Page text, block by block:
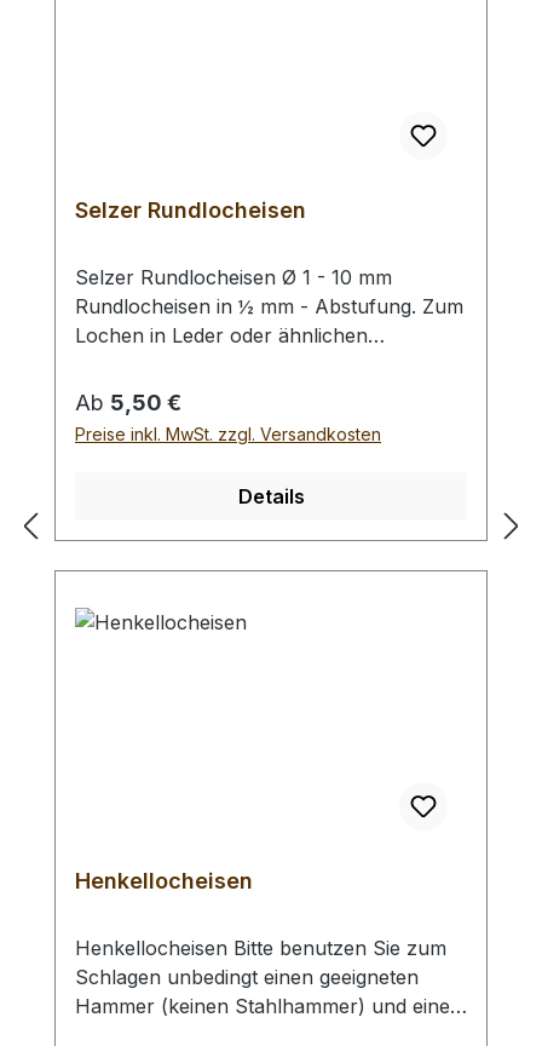
Selzer Rundlocheisen
Selzer Rundlocheisen Ø 1 - 10 mm
Rundlocheisen in ½ mm - Abstufung. Zum
Lochen in Leder oder ähnlichen
Unterlage und einen geeigneten
Hammer zum Schlagen, (keinen
Stahlhammer; Gefahr des Splitterns) siehe
erhalten Sie 1 Selzer Rundlocheisen der
gewählten Größe.
Regulärer Preis:
Ab 5,50 €
Preise inkl. MwSt. zzgl. Versandkosten
Details
Henkellocheisen
Henkellocheisen Bitte benutzen Sie zum
Schlagen unbedingt einen geeigneten
Hammer (keinen Stahlhammer) und eine